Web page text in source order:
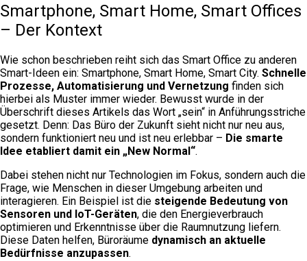
Smartphone, Smart Home, Smart Offices
– Der Kontext
Wie schon beschrieben reiht sich das Smart Office zu anderen
Smart-Ideen ein: Smartphone, Smart Home, Smart City. Schnelle
Prozesse, Automatisierung und Vernetzung finden sich
hierbei als Muster immer wieder. Bewusst wurde in der
Überschrift dieses Artikels das Wort „sein“ in Anführungsstriche
gesetzt. Denn: Das Büro der Zukunft sieht nicht nur neu aus,
sondern funktioniert neu und ist neu erlebbar – Die smarte
Idee etabliert damit ein „New Normal“.
Dabei stehen nicht nur Technologien im Fokus, sondern auch die
Frage, wie Menschen in dieser Umgebung arbeiten und
interagieren. Ein Beispiel ist die steigende Bedeutung von
Sensoren und IoT-Geräten, die den Energieverbrauch
optimieren und Erkenntnisse über die Raumnutzung liefern.
Diese Daten helfen, Büroräume dynamisch an aktuelle
Bedürfnisse anzupassen.